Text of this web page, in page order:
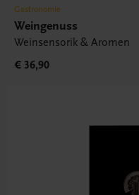
Gastronomie
Weingenuss
Weinsensorik & Aromen
€ 36,90